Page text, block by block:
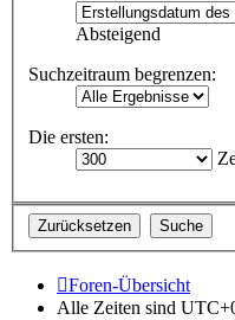
Absteigend
Suchzeitraum begrenzen:
Die ersten:
Foren-Übersicht
Alle Zeiten sind